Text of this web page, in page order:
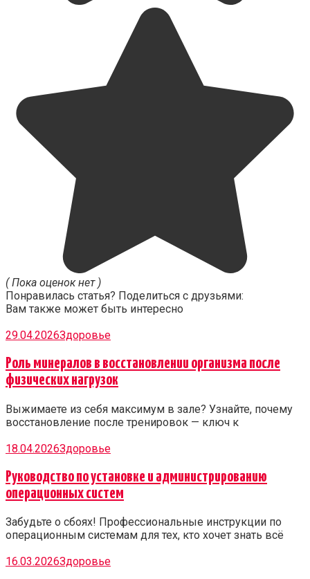
( Пока оценок нет )
Понравилась статья? Поделиться с друзьями:
Вам также может быть интересно
29.04.2026Здоровье
Роль минералов в восстановлении организма после
физических нагрузок
Выжимаете из себя максимум в зале? Узнайте, почему
восстановление после тренировок — ключ к
18.04.2026Здоровье
Руководство по установке и администрированию
операционных систем
Забудьте о сбоях! Профессиональные инструкции по
операционным системам для тех, кто хочет знать всё
16.03.2026Здоровье